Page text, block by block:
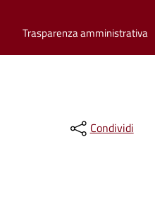
Trasparenza amministrativa
Condividi